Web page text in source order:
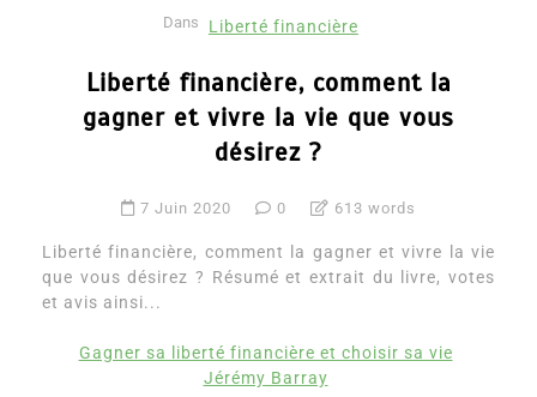
Dans Liberté financière
Liberté financière, comment la
gagner et vivre la vie que vous
désirez ?
7 Juin 2020 0 613 words
Liberté financière, comment la gagner et vivre la vie
que vous désirez ? Résumé et extrait du livre, votes
et avis ainsi...
Gagner sa liberté financière et choisir sa vie
Jérémy Barray